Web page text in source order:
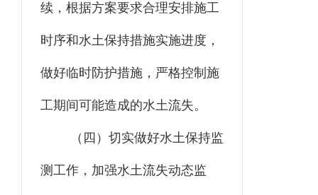
续，根据方案要求合理安排施工
时序和水土保持措施实施进度，
做好临时防护措施，严格控制施
工期间可能造成的水土流失。
（四）切实做好水土保持监
测工作，加强水土流失动态监